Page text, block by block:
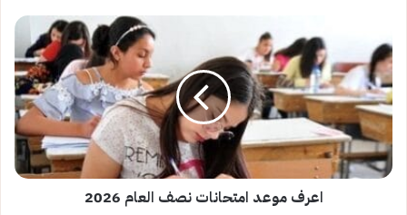
موعد
امتحانات
نصف
العام
2026
اعرف موعد امتحانات نصف العام 2026